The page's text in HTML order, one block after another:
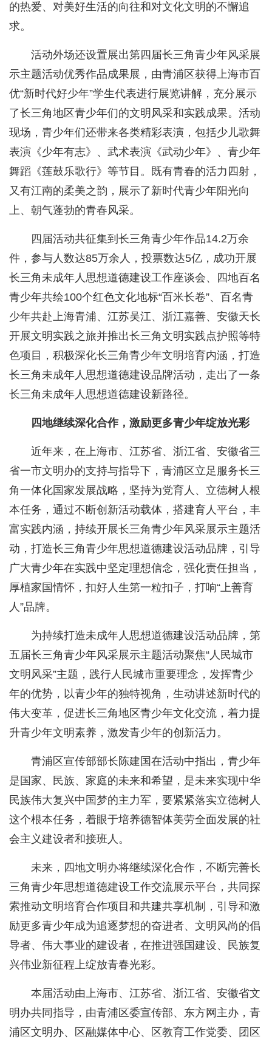
的热爱、对美好生活的向往和对文化文明的不懈追
求。
活动外场还设置展出第四届长三角青少年风采展
示主题活动优秀作品成果展，由青浦区获得上海市百
优“新时代好少年”学生代表进行展览讲解，充分展示
了长三角地区青少年们的文明风采和实践成果。活动
现场，青少年们还带来各类精彩表演，包括少儿歌舞
表演《少年有志》、武术表演《武动少年》、青少年
舞蹈《莲鼓乐歌行》等节目。既有青春的活力四射，
又有江南的柔美之韵，展示了新时代青少年阳光向
上、朝气蓬勃的青春风采。
四届活动共征集到长三角青少年作品14.2万余
件，参与人数达85万余人，投票数达5亿，成功开展
长三角未成年人思想道德建设工作座谈会、四地百名
青少年共绘100个红色文化地标“百米长卷”、百名青
少年共赴上海青浦、江苏吴江、浙江嘉善、安徽天长
开展文明实践之旅并推出长三角文明实践点护照等特
色项目，积极深化长三角青少年文明培育内涵，打造
长三角未成年人思想道德建设品牌活动，走出了一条
长三角未成年人思想道德建设新路径。
四地继续深化合作，激励更多青少年绽放光彩
近年来，在上海市、江苏省、浙江省、安徽省三
省一市文明办的支持与指导下，青浦区立足服务长三
角一体化国家发展战略，坚持为党育人、立德树人根
本任务，通过不断创新活动载体，搭建育人平台，丰
富实践内涵，持续开展长三角青少年风采展示主题活
动，打造长三角青少年思想道德建设活动品牌，引导
广大青少年在实践中坚定理想信念，强化责任担当，
厚植家国情怀，扣好人生第一粒扣子，打响“上善育
人”品牌。
为持续打造未成年人思想道德建设活动品牌，第
五届长三角青少年风采展示主题活动聚焦“人民城市
文明风采”主题，践行人民城市重要理念，发挥青少
年的优势，以青少年的独特视角，生动讲述新时代的
伟大变革，促进长三角地区青少年文化交流，着力提
升青少年文明素养，激发青少年的创新活力。
青浦区宣传部部长陈建国在活动中指出，青少年
是国家、民族、家庭的未来和希望，是未来实现中华
民族伟大复兴中国梦的主力军，要紧紧落实立德树人
这个根本任务，着眼于培养德智体美劳全面发展的社
会主义建设者和接班人。
未来，四地文明办将继续深化合作，不断完善长
三角青少年思想道德建设工作交流展示平台，共同探
索推动文明培育合作项目和共建共享机制，引导和激
励更多青少年成为追逐梦想的奋进者、文明风尚的倡
导者、伟大事业的建设者，在推进强国建设、民族复
兴伟业新征程上绽放青春光彩。
本届活动由上海市、江苏省、浙江省、安徽省文
明办共同指导，由青浦区委宣传部、东方网主办，青
浦区文明办、区融媒体中心、区教育工作党委、团区